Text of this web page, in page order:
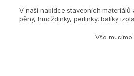
V naší nabídce stavebních
pěny, hmoždinky, perlinky, balíky
Vše